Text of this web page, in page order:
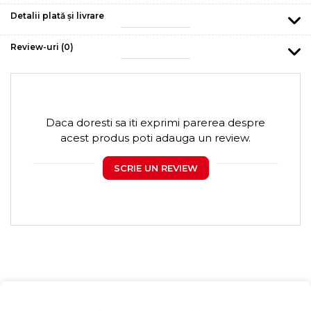
Detalii plată și livrare
Review-uri (0)
Daca doresti sa iti exprimi parerea despre
acest produs poti adauga un review.
SCRIE UN REVIEW